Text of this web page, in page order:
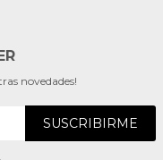
novedades!
SUSCRIBIRME